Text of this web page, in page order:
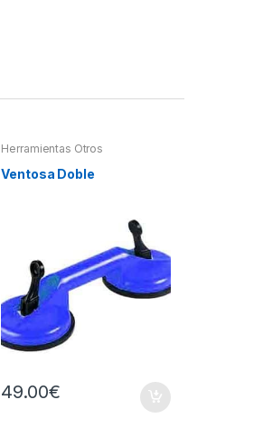
Herramientas Otros
Ventosa Doble
49.00€